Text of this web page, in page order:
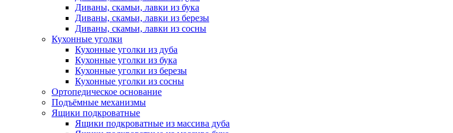
Диваны, скамьи, лавки из бука
Диваны, скамьи, лавки из березы
Диваны, скамьи, лавки из сосны
Кухонные уголки
Кухонные уголки из дуба
Кухонные уголки из бука
Кухонные уголки из березы
Кухонные уголки из сосны
Ортопедическое основание
Подъёмные механизмы
Ящики подкроватные
Ящики подкроватные из массива дуба